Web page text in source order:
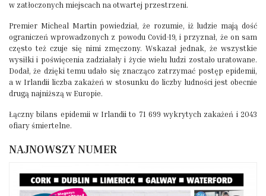
w zatłoczonych miejscach na otwartej przestrzeni.
Premier Micheal Martin powiedział, że rozumie, iż ludzie mają dość
ograniczeń wprowadzonych z powodu Covid-19, i przyznał, że on sam
często też czuje się nimi zmęczony. Wskazał jednak, że wszystkie
wysiłki i poświęcenia zadziałały i życie wielu ludzi zostało uratowane.
Dodał, że dzięki temu udało się znacząco zatrzymać postęp epidemii,
a w Irlandii liczba zakażeń w stosunku do liczby ludności jest obecnie
drugą najniższą w Europie.
Łączny bilans epidemii w Irlandii to 71 699 wykrytych zakażeń i 2043
ofiary śmiertelne.
NAJNOWSZY NUMER